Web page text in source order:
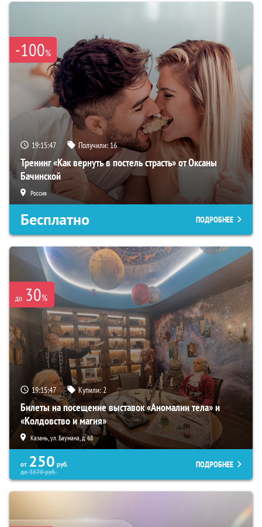
-100%
19:15:45 Получили:16
Тренинг «Как вернуть в постель страсть» от Оксаны
Бачинской
Россия
Бесплатно ПОДРОБНЕЕ
до 30%
19:15:45 Купили:2
Билеты на посещение выставок «Аномалии тела» и
«Колдовство и магия»
Казань, ул. Баумана, д. 68
от 250 руб.
до3570руб.
ПОДРОБНЕЕ